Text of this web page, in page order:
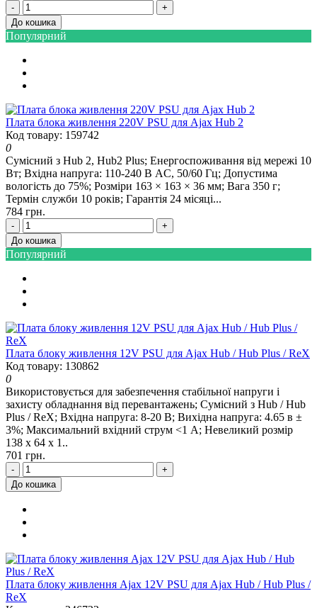
-
+
До кошика
Популярний
Плата блока живлення 220V PSU для Ajax Hub 2
Код товару: 159742
0
Сумісний з Hub 2, Hub2 Plus; Енергоспоживання від мережі 10
Вт; Вхідна напруга: 110-240 В AC, 50/60 Гц; Допустима
вологість до 75%; Розміри 163 × 163 × 36 мм; Вага 350 г;
Термін служби 10 років; Гарантія 24 місяці...
784 грн.
-
+
До кошика
Популярний
Плата блоку живлення 12V PSU для Ajax Hub / Hub Plus / ReX
Код товару: 130862
0
Використовується для забезпечення стабільної напруги і
захисту обладнання від перевантажень; Сумісний з Hub / Hub
Plus / ReX; Вхідна напруга: 8-20 В; Вихідна напруга: 4.65 в ±
3%; Максимальний вхідний струм <1 А; Невеликий розмір
138 х 64 х 1..
701 грн.
-
+
До кошика
Плата блоку живлення Ajax 12V PSU для Ajax Hub / Hub Plus /
ReX